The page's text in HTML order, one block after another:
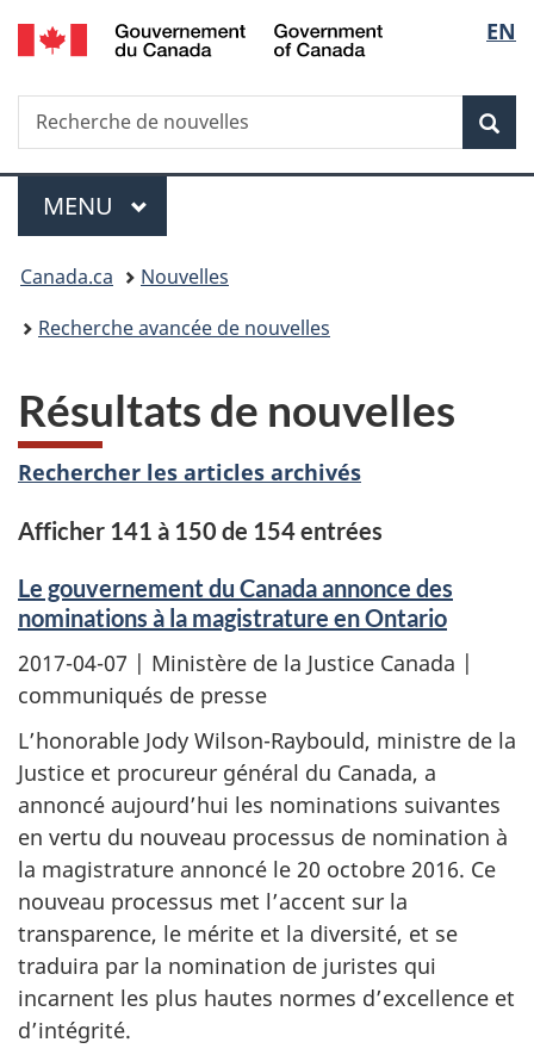
Passer
au
Passer
à
du
Passer
à
simplifiée
de
la
EN
Recherche
Recherche
de
Menu
MENU PRINCIPAL
Vous
êtes
Canada.ca
Nouvelles
Recherche avancée de nouvelles
Résultats de nouvelles
Rechercher les articles archivés
Afficher 141 à 150 de 154 entrées
Le gouvernement du Canada annonce des
nominations à la magistrature en Ontario
2017-04-07 | Ministère de la Justice Canada |
communiqués de presse
L’honorable Jody Wilson-Raybould, ministre de la
Justice et procureur général du Canada, a
annoncé aujourd’hui les nominations suivantes
en vertu du nouveau processus de nomination à
la magistrature annoncé le 20 octobre 2016. Ce
nouveau processus met l’accent sur la
transparence, le mérite et la diversité, et se
traduira par la nomination de juristes qui
incarnent les plus hautes normes d’excellence et
d’intégrité.